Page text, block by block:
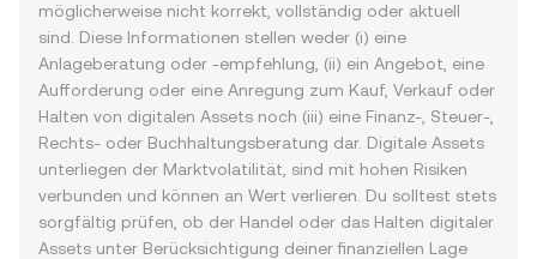
möglicherweise nicht korrekt, vollständig oder aktuell
sind. Diese Informationen stellen weder (i) eine
Anlageberatung oder -empfehlung, (ii) ein Angebot, eine
Aufforderung oder eine Anregung zum Kauf, Verkauf oder
Halten von digitalen Assets noch (iii) eine Finanz-, Steuer-,
Rechts- oder Buchhaltungsberatung dar. Digitale Assets
unterliegen der Marktvolatilität, sind mit hohen Risiken
verbunden und können an Wert verlieren. Du solltest stets
sorgfältig prüfen, ob der Handel oder das Halten digitaler
Assets unter Berücksichtigung deiner finanziellen Lage